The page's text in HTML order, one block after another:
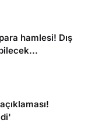
hamlesi! Dış